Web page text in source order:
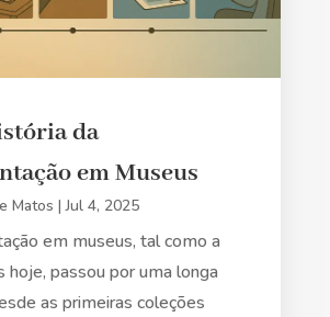
da
em Museus
Matos |Jul 4, 2025
em museus, tal como a
hoje, passou por uma longa
as primeiras coleções